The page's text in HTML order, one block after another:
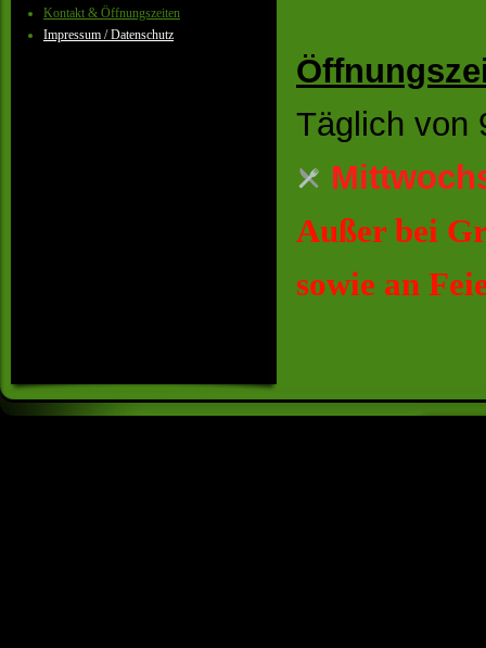
Kontakt & Öffnungszeiten
Impressum / Datenschutz
Täglich von
Außer bei
sowie an